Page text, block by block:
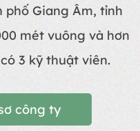
Giang Âm, tỉnh
mét vuông và hơn
3 kỹ thuật viên.
công ty